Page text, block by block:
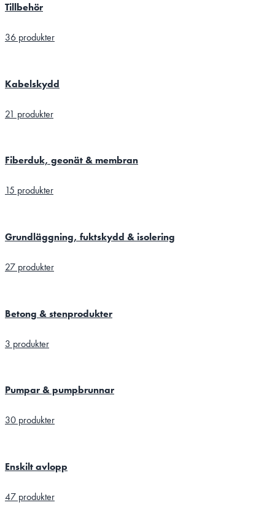
Tillbehör
36 produkter
Kabelskydd
21 produkter
Fiberduk, geonät & membran
15 produkter
Grundläggning, fuktskydd & isolering
27 produkter
Betong & stenprodukter
3 produkter
Pumpar & pumpbrunnar
30 produkter
Enskilt avlopp
47 produkter